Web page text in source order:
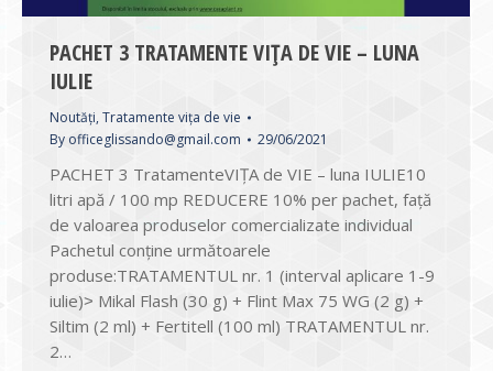
PACHET 3 TRATAMENTE VIȚA DE VIE – LUNA
IULIE
Noutăți,Tratamente vița de vie
By officeglissando@gmail.com 29/06/2021
PACHET 3 TratamenteVIȚA de VIE – luna IULIE10
litri apă / 100 mp REDUCERE 10% per pachet, față
de valoarea produselor comercializate individual
Pachetul conține următoarele
produse:TRATAMENTUL nr. 1 (interval aplicare 1-9
iulie)˃ Mikal Flash (30 g) + Flint Max 75 WG (2 g) +
Siltim (2 ml) + Fertitell (100 ml) TRATAMENTUL nr.
2…